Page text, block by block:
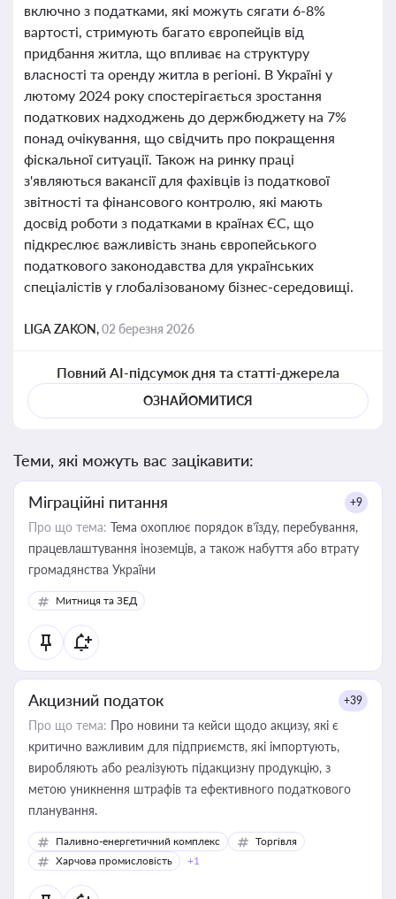
включно з податками, які можуть сягати 6-8%
вартості, стримують багато європейців від
придбання житла, що впливає на структуру
власності та оренду житла в регіоні. В Україні у
лютому 2024 року спостерігається зростання
податкових надходжень до держбюджету на 7%
понад очікування, що свідчить про покращення
фіскальної ситуації. Також на ринку праці
з'являються вакансії для фахівців із податкової
звітності та фінансового контролю, які мають
досвід роботи з податками в країнах ЄС, що
підкреслює важливість знань європейського
податкового законодавства для українських
спеціалістів у глобалізованому бізнес-середовищі.
LIGA ZAKON,02 березня 2026
Повний AI-підсумок дня та статті-джерела
ОЗНАЙОМИТИСЯ
Теми, які можуть вас зацікавити:
Міграційні питання +9
Про що тема: Тема охоплює порядок в’їзду, перебування,
працевлаштування іноземців, а також набуття або втрату
громадянства України
Митниця та ЗЕД
Акцизний податок +39
Про що тема: Про новини та кейси щодо акцизу, які є
критично важливим для підприємств, які імпортують,
виробляють або реалізують підакцизну продукцію, з
метою уникнення штрафів та ефективного податкового
планування.
Паливно-енергетичний комплекс
Торгівля
Харчова промисловість
+1